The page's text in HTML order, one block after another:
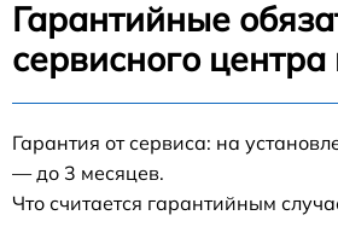
Гарантийные
сервисного
Гарантия от сервиса: на
— до 3 месяцев.
Что считается гарантийным